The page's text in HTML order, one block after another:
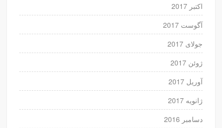
اکتبر 2017
آگوست 2017
جولای 2017
ژوئن 2017
آوریل 2017
ژانویه 2017
دسامبر 2016